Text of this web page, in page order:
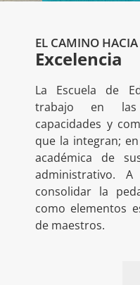
EL CAMINO
Excelencia
La Escuela de
trabajo en las
capacidades y
que la integran;
académica de
administrativo.
consolidar la
como elementos
de maestros.